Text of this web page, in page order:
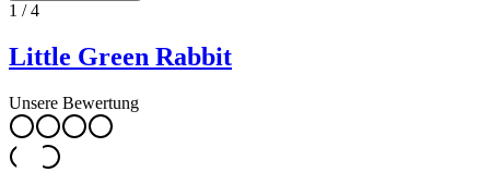
1 /4
Little Green Rabbit
Unsere Bewertung